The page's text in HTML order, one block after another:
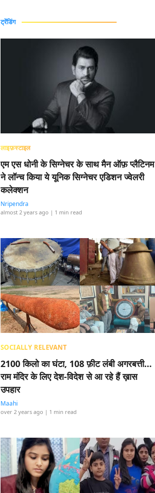
ट्रेंडिंग
लाइफ़स्टाइल
एम एस धोनी के सिग्नेचर के साथ मैन ऑफ़ प्लैटिनम
ने लॉन्च किया ये यूनिक सिग्नेचर एडिशन ज्वेलरी
कलेक्शन
Nripendra
almost 2 years ago | 1 min read
SOCIALLY RELEVANT
2100 किलो का घंटा, 108 फ़ीट लंबी अगरबत्ती…
राम मंदिर के लिए देश-विदेश से आ रहे हैं ख़ास
उपहार
Maahi
over 2 years ago | 1 min read